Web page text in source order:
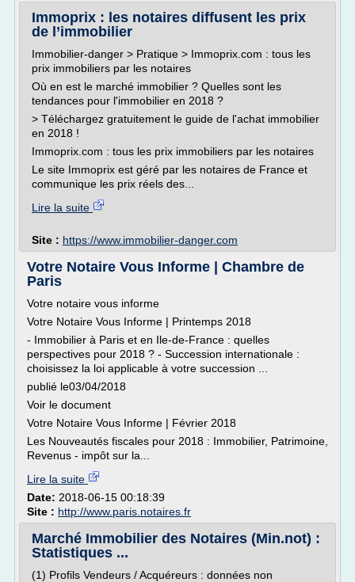
Immoprix : les notaires diffusent les prix
de l’immobilier
Immobilier-danger > Pratique > Immoprix.com : tous les
prix immobiliers par les notaires
Où en est le marché immobilier ? Quelles sont les
tendances pour l'immobilier en 2018 ?
> Téléchargez gratuitement le guide de l'achat immobilier
en 2018 !
Immoprix.com : tous les prix immobiliers par les notaires
Le site Immoprix est géré par les notaires de France et
communique les prix réels des...
Lire la suite
Site : https://www.immobilier-danger.com
Votre Notaire Vous Informe | Chambre de
Paris
Votre notaire vous informe
Votre Notaire Vous Informe | Printemps 2018
- Immobilier à Paris et en Ile-de-France : quelles
perspectives pour 2018 ? - Succession internationale :
choisissez la loi applicable à votre succession ...
publié le03/04/2018
Voir le document
Votre Notaire Vous Informe | Février 2018
Les Nouveautés fiscales pour 2018 : Immobilier, Patrimoine,
Revenus - impôt sur la...
Lire la suite
Date: 2018-06-15 00:18:39
Site : http://www.paris.notaires.fr
Marché Immobilier des Notaires (Min.not) :
Statistiques ...
(1) Profils Vendeurs / Acquéreurs : données non